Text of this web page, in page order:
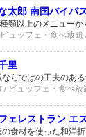
太郎 南国バイパ
類以上のメニュー
ビュッフェ・食べ放題
里
ならではの工夫のあ
/ ビュッフェ・食べ放
ェレストラン エ
食材を使った和洋